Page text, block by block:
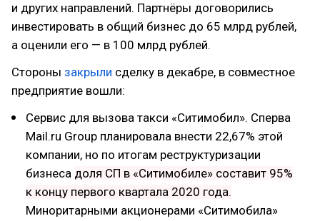
и других направлений. Партнёры договорились
инвестировать в общий бизнес до 65 млрд рублей,
а оценили его — в 100 млрд рублей.
Стороны закрыли сделку в декабре, в совместное
предприятие вошли:
Сервис для вызова такси «Ситимобил». Сперва
Mail.ru Group планировала внести 22,67% этой
компании, но по итогам реструктуризации
бизнеса доля СП в «Ситимобиле» составит 95%
к концу первого квартала 2020 года.
Миноритарными акционерами «Ситимобила»